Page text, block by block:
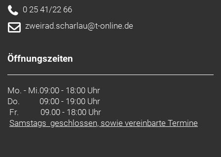
0 25 41/22 66
zweirad.scharlau@t-online.de
Öffnungszeiten
Mo. - Mi.09:00 - 18:00 Uhr
Do.
09:00 - 19:00 Uhr
Fr. 09.00 - 18:00 Uhr
Samstags geschlossen, sowie vereinbarte Termine